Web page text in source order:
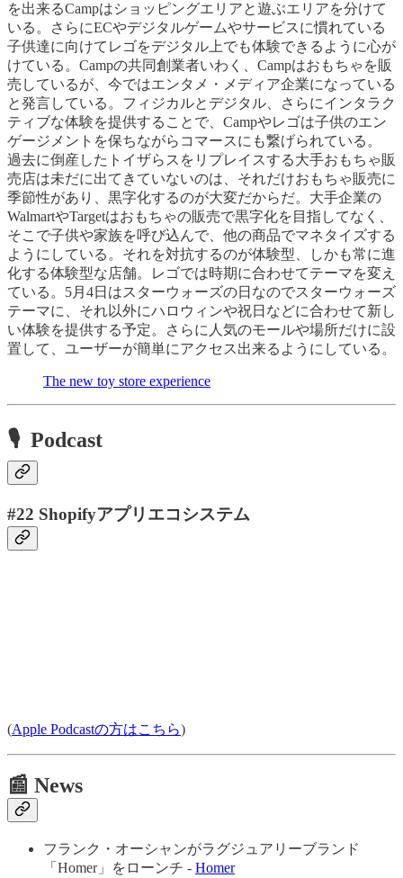
を出来るCampはショッピングエリアと遊ぶエリアを分けて
いる。さらにECやデジタルゲームやサービスに慣れている
子供達に向けてレゴをデジタル上でも体験できるように心が
けている。Campの共同創業者いわく、Campはおもちゃを販
売しているが、今ではエンタメ・メディア企業になっている
と発言している。フィジカルとデジタル、さらにインタラク
ティブな体験を提供することで、Campやレゴは子供のエン
ゲージメントを保ちながらコマースにも繋げられている。
過去に倒産したトイザらスをリプレイスする大手おもちゃ販
売店は未だに出てきていないのは、それだけおもちゃ販売に
季節性があり、黒字化するのが大変だからだ。大手企業の
WalmartやTargetはおもちゃの販売で黒字化を目指してなく、
そこで子供や家族を呼び込んで、他の商品でマネタイズする
ようにしている。それを対抗するのが体験型、しかも常に進
化する体験型な店舗。レゴでは時期に合わせてテーマを変え
ている。5月4日はスターウォーズの日なのでスターウォーズ
テーマに、それ以外にハロウィンや祝日などに合わせて新し
い体験を提供する予定。さらに人気のモールや場所だけに設
置して、ユーザーが簡単にアクセス出来るようにしている。
The new toy store experience
🎙 Podcast
#22 Shopifyアプリエコシステム
(Apple Podcastの方はこちら)
📰 News
フランク・オーシャンがラグジュアリーブランド
「Homer」をローンチ - Homer